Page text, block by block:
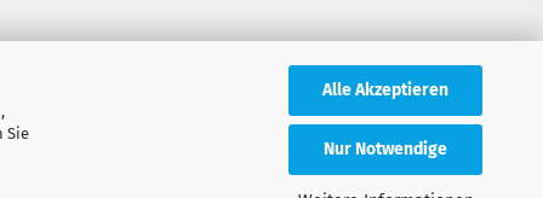
Sie
Alle Akzeptieren
Nur Notwendige